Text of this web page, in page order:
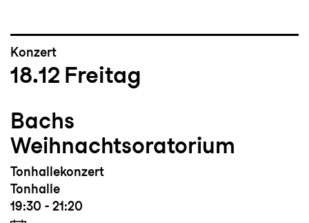
Konzert
18.12 Freitag
Bachs
Weihnachtsoratorium
Tonhallekonzert
Tonhalle
19:30 - 21:20